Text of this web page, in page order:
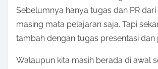
Sebelumnya hanya tugas dan PR
masing mata pelajaran saja. Tapi
tambah dengan tugas presentasi dan
Walaupun kita masih berada di awal